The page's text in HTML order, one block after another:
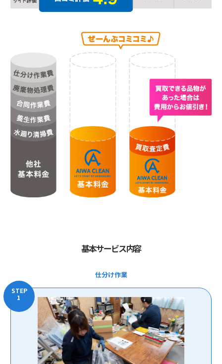
基本サービス内容
仕分け作業